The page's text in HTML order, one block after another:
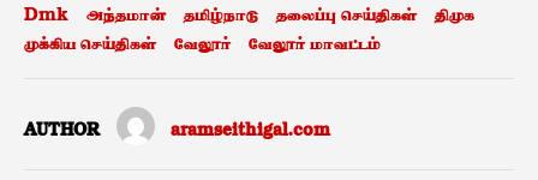
Dmk அந்தமான் தமிழ்நாடு தலைப்பு செய்திகள்
திமுக
முக்கிய செய்திகள்
வேலூர் வேலூர் மாவட்டம்
AUTHOR aramseithigal.com